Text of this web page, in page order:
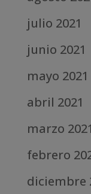
julio 2021
junio 2021
mayo 2021
abril 2021
marzo 2021
febrero
diciembre